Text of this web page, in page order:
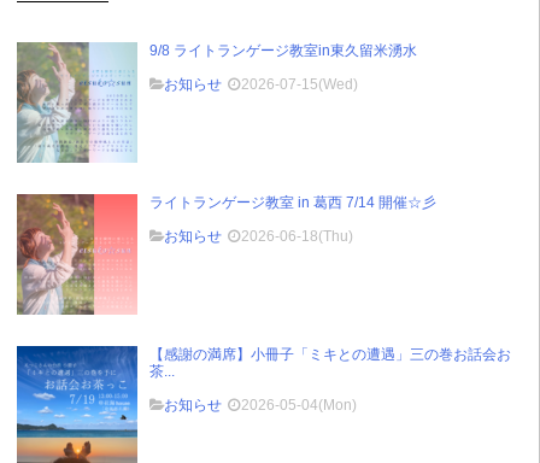
9/8 ライトランゲージ教室in東久留米湧水
お知らせ
2026-07-15(Wed)
ライトランゲージ教室 in 葛西 7/14 開催☆彡
お知らせ
2026-06-18(Thu)
【感謝の満席】小冊子「ミキとの遭遇」三の巻お話会お
茶...
お知らせ
2026-05-04(Mon)